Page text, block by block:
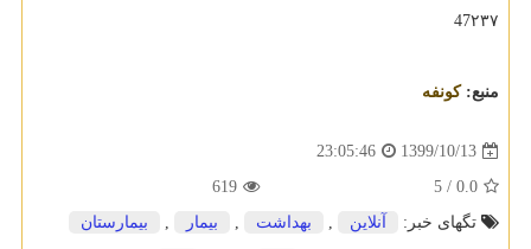
47۲۳۷
منبع:كونفه
1399/10/13
23:05:46
0.0
/ 5
619
تگهای خبر:
آنلاین , بهداشت , بیمار , بیمارستان